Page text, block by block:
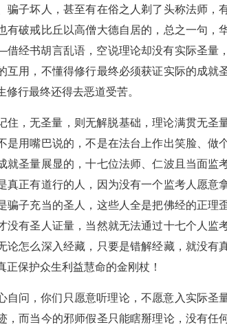
骗子坏人，甚至有在俗之人剃了头称法师，
有破戒比丘以高僧大德自居的，总之一句
经书胡言乱语，空说理论却没有实际圣量
互用，不懂得修行最终必须获证实际的成就
修行最终还得去恶道受苦。
住，无圣量，则无解脱基础，理论满贯无圣
是用嘴巴说的，不是在法台上作出笑脸、
就圣量展显的，十七位法师、仁波且当面
真正有道行的人，因为没有一个监考人愿
骗子充当的圣人，这些人全是把佛经的正
没有圣人证量，当然就无法通过十七个人
论怎么深入经藏，只要是错解经藏，就没
正保护众生利益慧命的金刚杖！
自问，你们只愿意听理论，不愿意入实际
，而当今的邪师假圣只能瞎掰理论，没有